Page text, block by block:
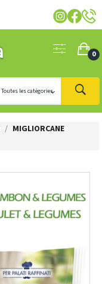
0
MIGLIORCANE